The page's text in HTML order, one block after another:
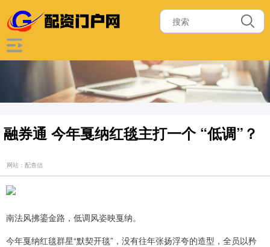
融券通 今年戛纳红毯主打一个 “低调”？
网站：配查信
南法风拂鎏金路，低调风姿映戛纳。
今年戛纳红毯群星“默契开毯”，没有往年张扬浮夸的造型，全员以矜